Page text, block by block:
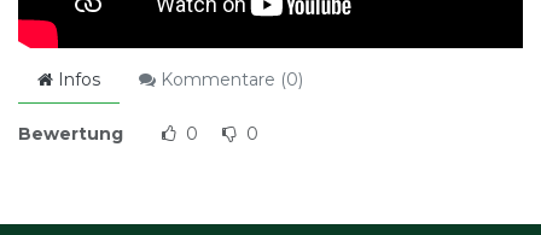
Infos Kommentare (0)
Bewertung 0 0